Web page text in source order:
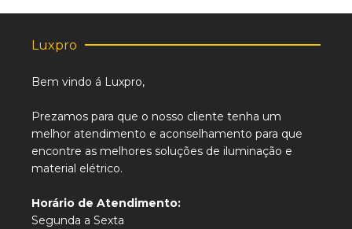
Luxpro
Bem vindo á Luxpro,
Prezamos para que o nosso cliente tenha um
melhor atendimento e aconselhamento para que
encontre as melhores soluções de iluminação e
material elétrico.
Horário de Atendimento:
Segunda a Sexta